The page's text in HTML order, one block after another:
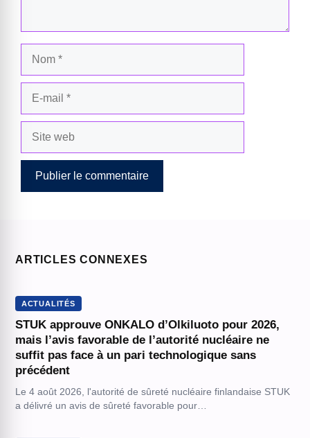
ARTICLES CONNEXES
ACTUALITÉS
STUK approuve ONKALO d’Olkiluoto pour 2026,
mais l’avis favorable de l’autorité nucléaire ne
suffit pas face à un pari technologique sans
précédent
Le 4 août 2026, l'autorité de sûreté nucléaire finlandaise STUK
a délivré un avis de sûreté favorable pour…